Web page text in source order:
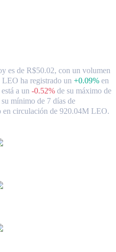
es de R$50.02, con un volumen
ha registrado un +0.09% en
a un -0.52% de su máximo de
su mínimo de 7 días de
en circulación de 920.04M LEO.